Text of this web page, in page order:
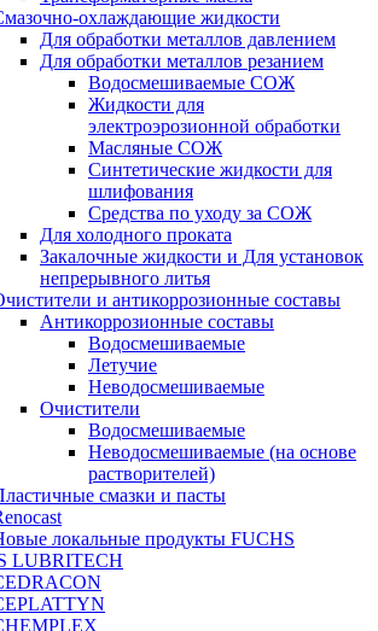
охлаждающие жидкости
Для обработки металлов давлением
Для обработки металлов резанием
Водосмешиваемые СОЖ
Жидкости для
электроэрозионной обработки
Масляные СОЖ
Синтетические жидкости для
шлифования
Средства по уходу за СОЖ
Для холодного проката
Закалочные жидкости и Для установок
непрерывного литья
и антикоррозионные составы
Антикоррозионные составы
Водосмешиваемые
Летучие
Неводосмешиваемые
Очистители
Водосмешиваемые
Неводосмешиваемые (на основе
растворителей)
смазки и пасты
локальные продукты FUCHS
LUBRITECH